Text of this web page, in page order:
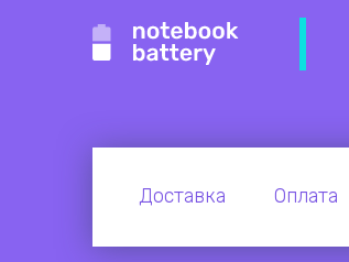
Доставка Оплата